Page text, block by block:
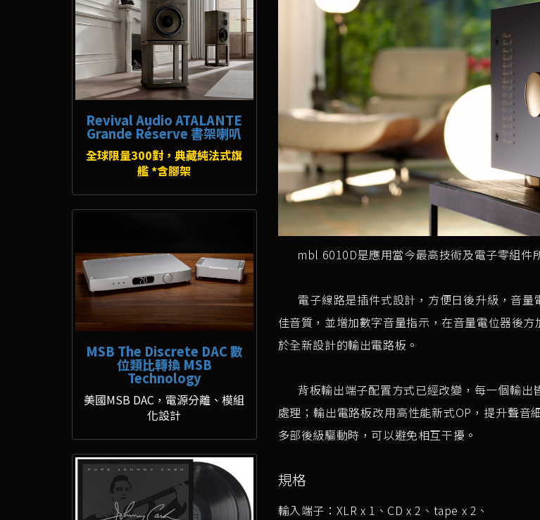
Revival Audio ATALANTE
Grande Réserve 書架喇叭
全球限量300對，典藏純法式旗
艦 *含腳架
MSB The Discrete DAC 數
位類比轉換 MSB
Technology
美國MSB DAC，電源分離、模組
化設計
mbl 6010D是應用當今最高技術及電子零組件
電子線路是插件式設計，方便日後升級，音量
佳音質，並增加數字音量指示，在音量電位器後
於全新設計的輸出電路板。
背板輸出端子配置方式已經改變，每一個輸出
處理；輸出電路板改用高性能新式OP，提升聲
多部後級驅動時，可以避免相互干擾。
規格
輸入端子：XLR x 1、CD x 2、tape x 2、